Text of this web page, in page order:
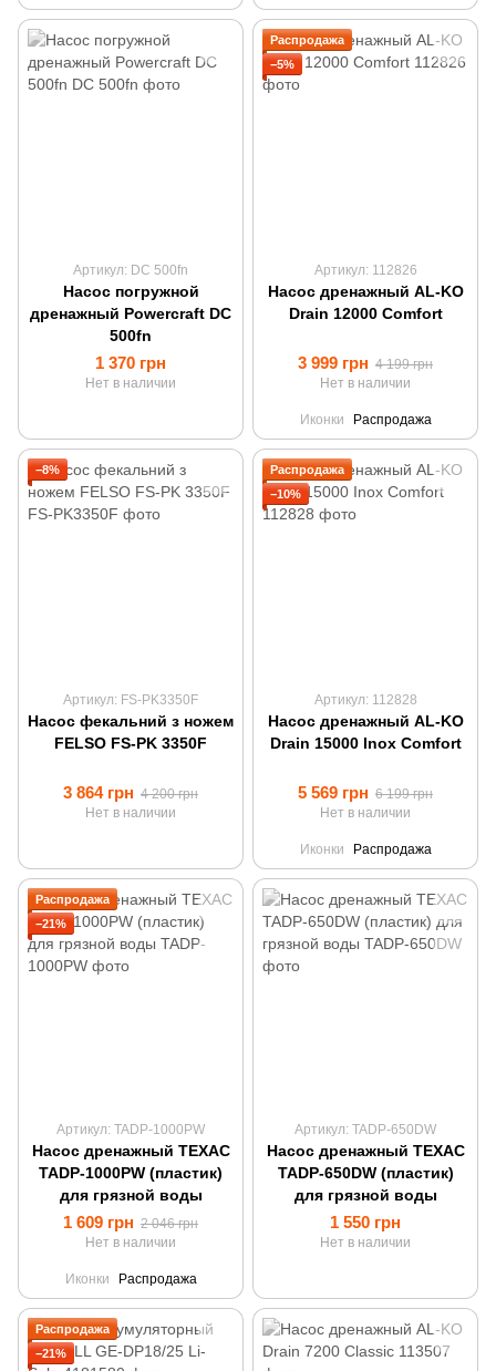
Артикул: DC 500fn
Насос погружной
дренажный Powercraft DC
500fn
1 370 грн
Нет в наличии
Распродажа
−5%
Артикул: 112826
Насос дренажный AL-KO
Drain 12000 Comfort
3 999 грн 4 199 грн
Нет в наличии
Иконки Распродажа
−8%
Артикул: FS-PK3350F
Насос фекальний з ножем
FELSO FS-PK 3350F
3 864 грн 4 200 грн
Нет в наличии
Распродажа
−10%
Артикул: 112828
Насос дренажный AL-KO
Drain 15000 Inox Comfort
5 569 грн 6 199 грн
Нет в наличии
Иконки Распродажа
Распродажа
−21%
Артикул: TADP-1000PW
Насос дренажный ТЕХАС
TADP-1000PW (пластик)
для грязной воды
1 609 грн 2 046 грн
Нет в наличии
Иконки Распродажа
Артикул: TADP-650DW
Насос дренажный ТЕХАС
TADP-650DW (пластик)
для грязной воды
1 550 грн
Нет в наличии
Распродажа
−21%